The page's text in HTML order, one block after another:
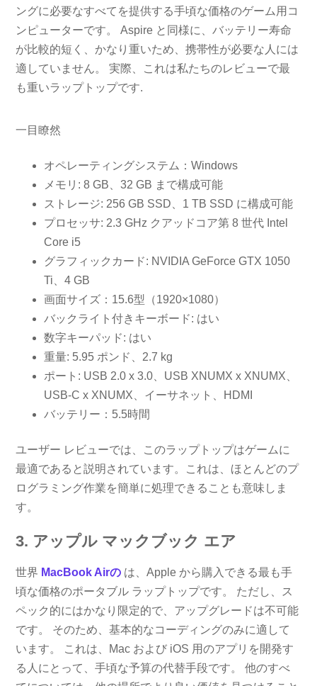
ングに必要なすべてを提供する手頃な価格のゲーム用コ
ンピューターです。 Aspire と同様に、バッテリー寿命
が比較的短く、かなり重いため、携帯性が必要な人には
適していません。 実際、これは私たちのレビューで最
も重いラップトップです.
一目瞭然
オペレーティングシステム：Windows
メモリ: 8 GB、32 GB まで構成可能
ストレージ: 256 GB SSD、1 TB SSD に構成可能
プロセッサ: 2.3 GHz クアッドコア第 8 世代 Intel
Core i5
グラフィックカード: NVIDIA GeForce GTX 1050
Ti、4 GB
画面サイズ：15.6型（1920×1080）
バックライト付きキーボード: はい
数字キーパッド: はい
重量: 5.95 ポンド、2.7 kg
ポート: USB 2.0 x 3.0、USB XNUMX x XNUMX、
USB-C x XNUMX、イーサネット、HDMI
バッテリー：5.5時間
ユーザー レビューでは、このラップトップはゲームに
最適であると説明されています。これは、ほとんどのプ
ログラミング作業を簡単に処理できることも意味しま
す。
3. アップル マックブック エア
世界 MacBook Airの は、Apple から購入できる最も手
頃な価格のポータブル ラップトップです。 ただし、ス
ペック的にはかなり限定的で、アップグレードは不可能
です。 そのため、基本的なコーディングのみに適して
います。 これは、Mac および iOS 用のアプリを開発す
る人にとって、手頃な予算の代替手段です。 他のすべ